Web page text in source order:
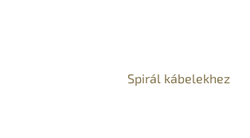
Spirál kábelekhez